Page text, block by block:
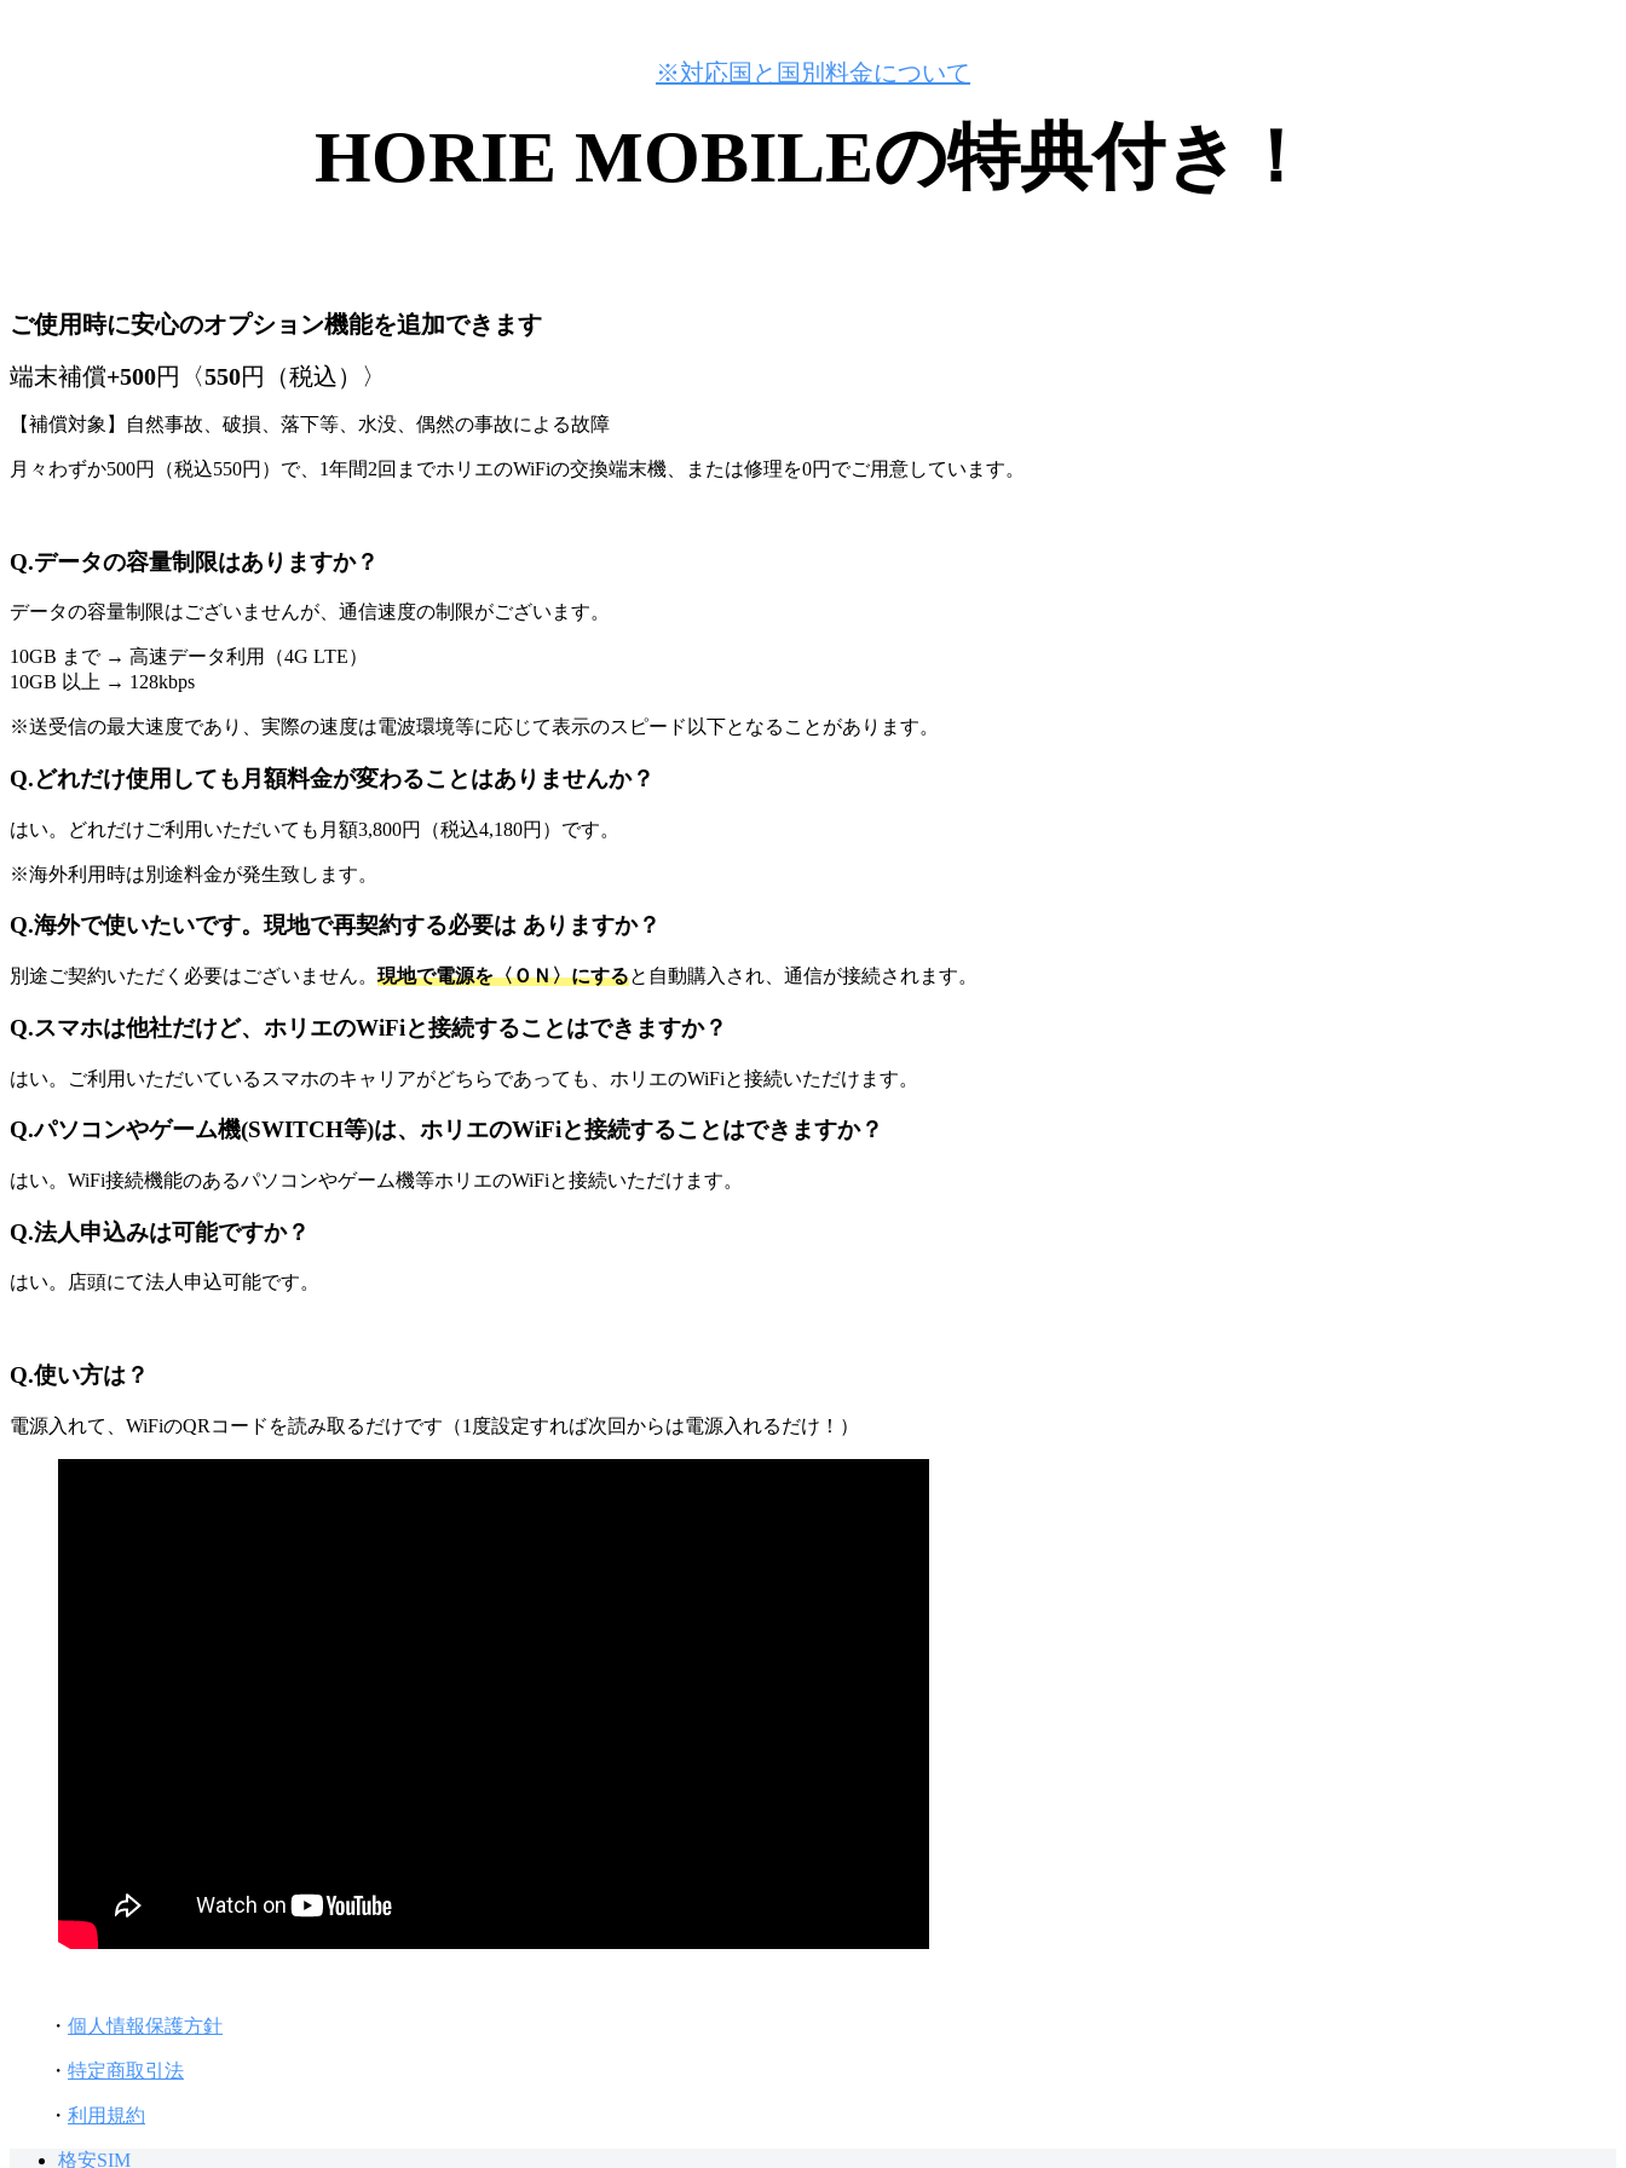
2023
年
10
30
日
by
※対応国と国別料金について
HORIE MOBILEの特典付き！
ご使用時に安心のオプション機能を追加できます
端末補償+500円〈550円（税込）〉
【補償対象】自然事故、破損、落下等、水没、偶然の事故による故障
月々わずか500円（税込550円）で、1年間2回までホリエのWiFiの交換端末機、または修理を0円でご用意しています。
Q.データの容量制限はありますか？
データの容量制限はございませんが、通信速度の制限がございます。
10GB まで → 高速データ利用（4G LTE）
10GB 以上 → 128kbps
※送受信の最大速度であり、実際の速度は電波環境等に応じて表示のスピード以下となることがあります。
Q.どれだけ使用しても月額料金が変わることはありませんか？
はい。どれだけご利用いただいても月額3,800円（税込4,180円）です。
※海外利用時は別途料金が発生致します。
Q.海外で使いたいです。現地で再契約する必要は ありますか？
別途ご契約いただく必要はございません。 現地で電源を〈ＯＮ〉にすると自動購入され、通信が接続されます。
Q.スマホは他社だけど、ホリエのWiFiと接続することはできますか？
はい。ご利用いただいているスマホのキャリアがどちらであっても、ホリエのWiFiと接続いただけます。
Q.パソコンやゲーム機(SWITCH等)は、ホリエのWiFiと接続することはできますか？
はい。WiFi接続機能のあるパソコンやゲーム機等ホリエのWiFiと接続いただけます。
Q.法人申込みは可能ですか？
はい。店頭にて法人申込可能です。
Q.使い方は？
電源入れて、WiFiのQRコードを読み取るだけです（1度設定すれば次回からは電源入れるだけ！）
・ 個人情報保護方針
・ 特定商取引法
・ 利用規約
格安SIM